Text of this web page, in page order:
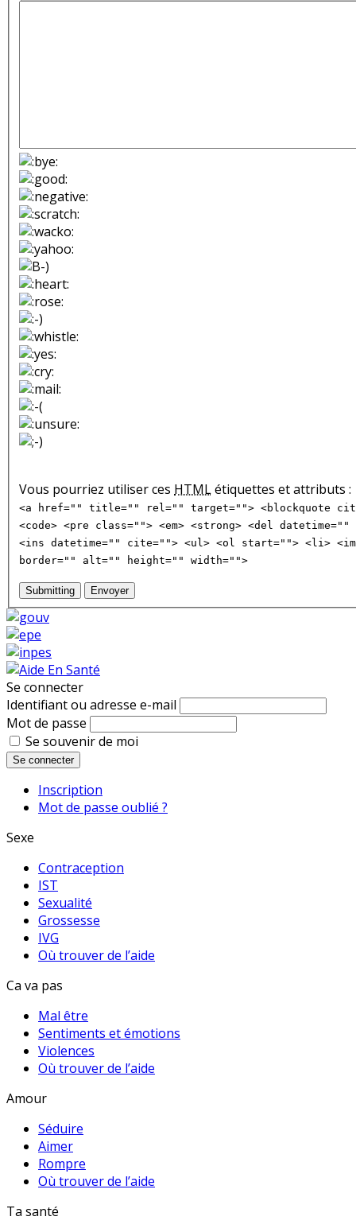
Vous pourriez utiliser ces HTMLétiquettes et attributs :
<a href="" title="" rel="" target=""> <blockquote
<code> <pre class=""> <em> <strong> <del
<ins datetime="" cite=""> <ul> <ol start=""> <li>
border="" alt="" height="" width="">
Submitting Envoyer
Se connecter
Identifiant ou adresse e-mail
Mot de passe
Se souvenir de moi
Se connecter
Inscription
Mot de passe oublié ?
Sexe
Contraception
IST
Sexualité
Grossesse
IVG
Où trouver de l’aide
Ca va pas
Mal être
Sentiments et émotions
Violences
Où trouver de l’aide
Amour
Séduire
Aimer
Rompre
Où trouver de l’aide
Ta santé